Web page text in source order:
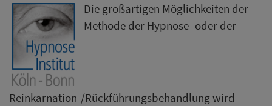
Die großartigen Möglichkeiten der
Methode der Hypnose- oder der
Reinkarnation-/Rückführungsbehandlung wird